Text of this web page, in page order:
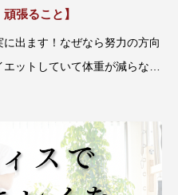
張ること】
に出ます！なぜなら努力の方向
ットしていて体重が減らない